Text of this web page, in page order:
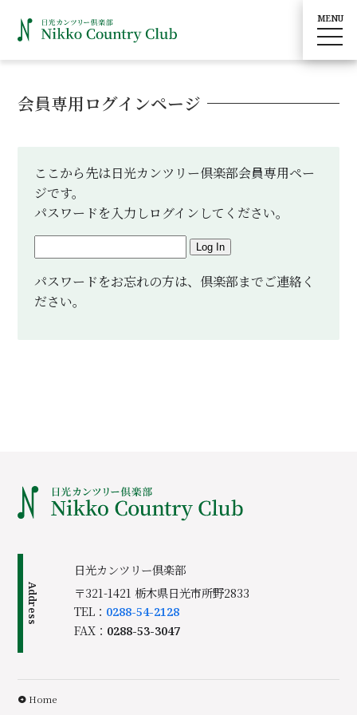
会員専用ログインページ
ここから先は日光カンツリー倶楽部会員専用ペー
ジです。
パスワードを入力しログインしてください。
Log In
パスワードをお忘れの方は、倶楽部までご連絡く
ださい。
Address
日光カンツリー倶楽部
〒321-1421 栃木県日光市所野2833
TEL： 0288-54-2128
FAX： 0288-53-3047
Home
MENU
toggle